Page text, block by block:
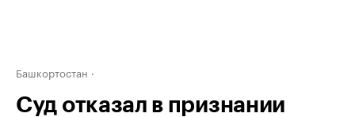
Башкортостан
Суд отказал в признании